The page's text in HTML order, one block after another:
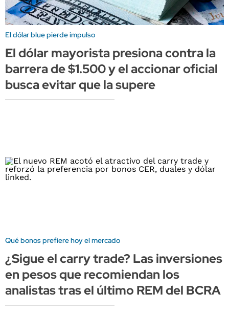
El dólar blue pierde impulso
El dólar mayorista presiona contra la
barrera de $1.500 y el accionar oficial
busca evitar que la supere
Qué bonos prefiere hoy el mercado
¿Sigue el carry trade? Las inversiones
en pesos que recomiendan los
analistas tras el último REM del BCRA